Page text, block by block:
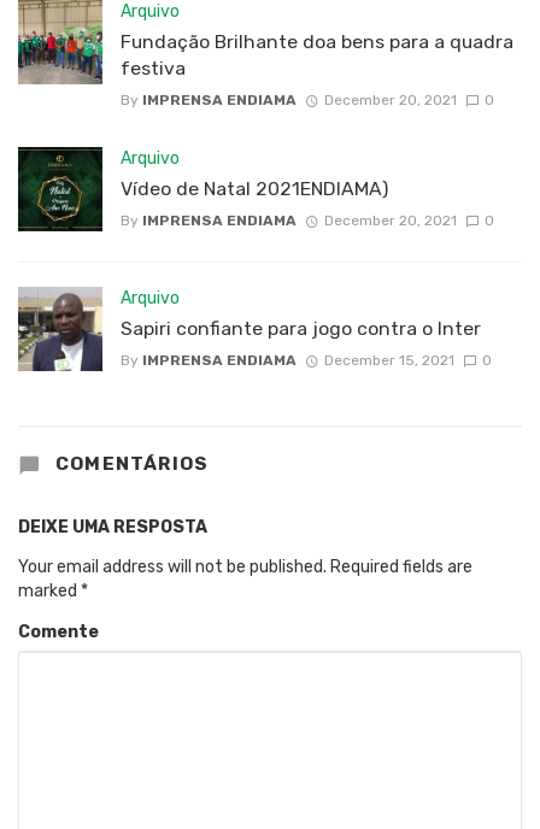
Arquivo
Fundação Brilhante doa bens para a quadra
festiva
By IMPRENSA ENDIAMA December 20, 2021 0
Arquivo
Vídeo de Natal 2021ENDIAMA)
By IMPRENSA ENDIAMA December 20, 2021 0
Arquivo
Sapiri confiante para jogo contra o Inter
By IMPRENSA ENDIAMA December 15, 2021 0
COMENTÁRIOS
DEIXE UMA RESPOSTA
Your email address will not be published. Required fields are
marked *
Comente